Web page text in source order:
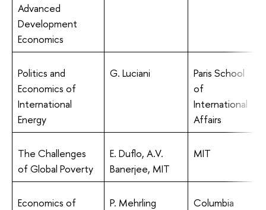
Advanced
Development
Economics
Politics and
Economics of
International
Energy
G. Luciani
Paris School
of
International
Affairs
The Challenges
of Global Poverty
E. Duflo, A.V.
Banerjee, MIT
MIT
Economics of
P. Mehrling
Columbia